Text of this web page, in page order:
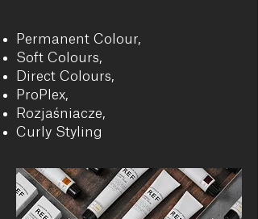
Permanent Colour,
Soft Colours,
Direct Colours,
ProPlex,
Rozjaśniacze,
Curly Styling